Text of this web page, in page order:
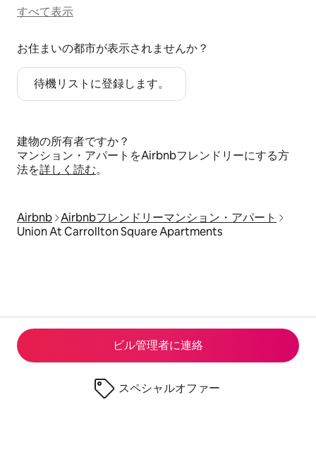
ビル管理者に連⁠絡
スペシャルオファー
すべて表示
お住まいの都市が表示されませんか？
待機リストに登録します。
建物の所有者ですか？
マンション・アパートをAirbnbフレンドリーにする方
法を詳しく読む。
Airbnb Airbnbフレンドリーマンション・アパート
Union At Carrollton Square Apartments